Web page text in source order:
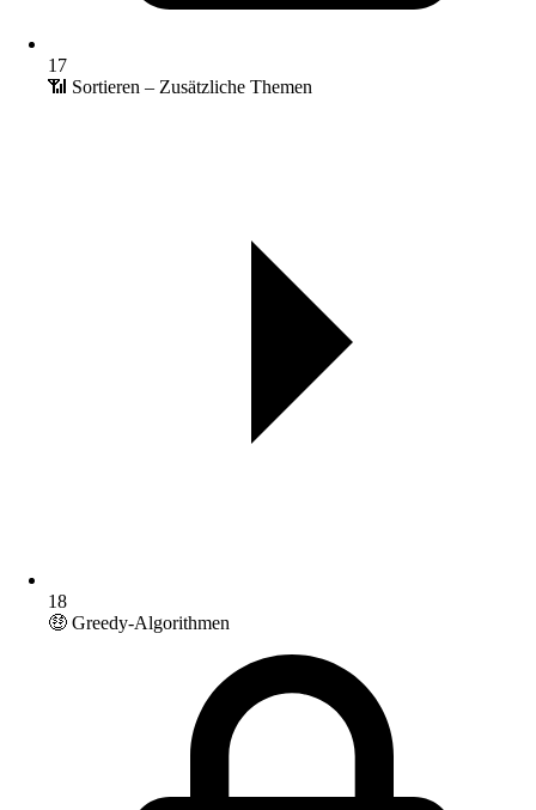
17
📶 Sortieren – Zusätzliche Themen
18
🤑 Greedy-Algorithmen